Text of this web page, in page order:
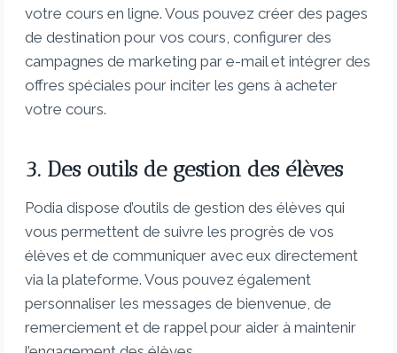
votre cours en ligne. Vous pouvez créer des pages
de destination pour vos cours, configurer des
campagnes de marketing par e-mail et intégrer des
offres spéciales pour inciter les gens à acheter
votre cours.
3. Des outils de gestion des élèves
Podia dispose d’outils de gestion des élèves qui
vous permettent de suivre les progrès de vos
élèves et de communiquer avec eux directement
via la plateforme. Vous pouvez également
personnaliser les messages de bienvenue, de
remerciement et de rappel pour aider à maintenir